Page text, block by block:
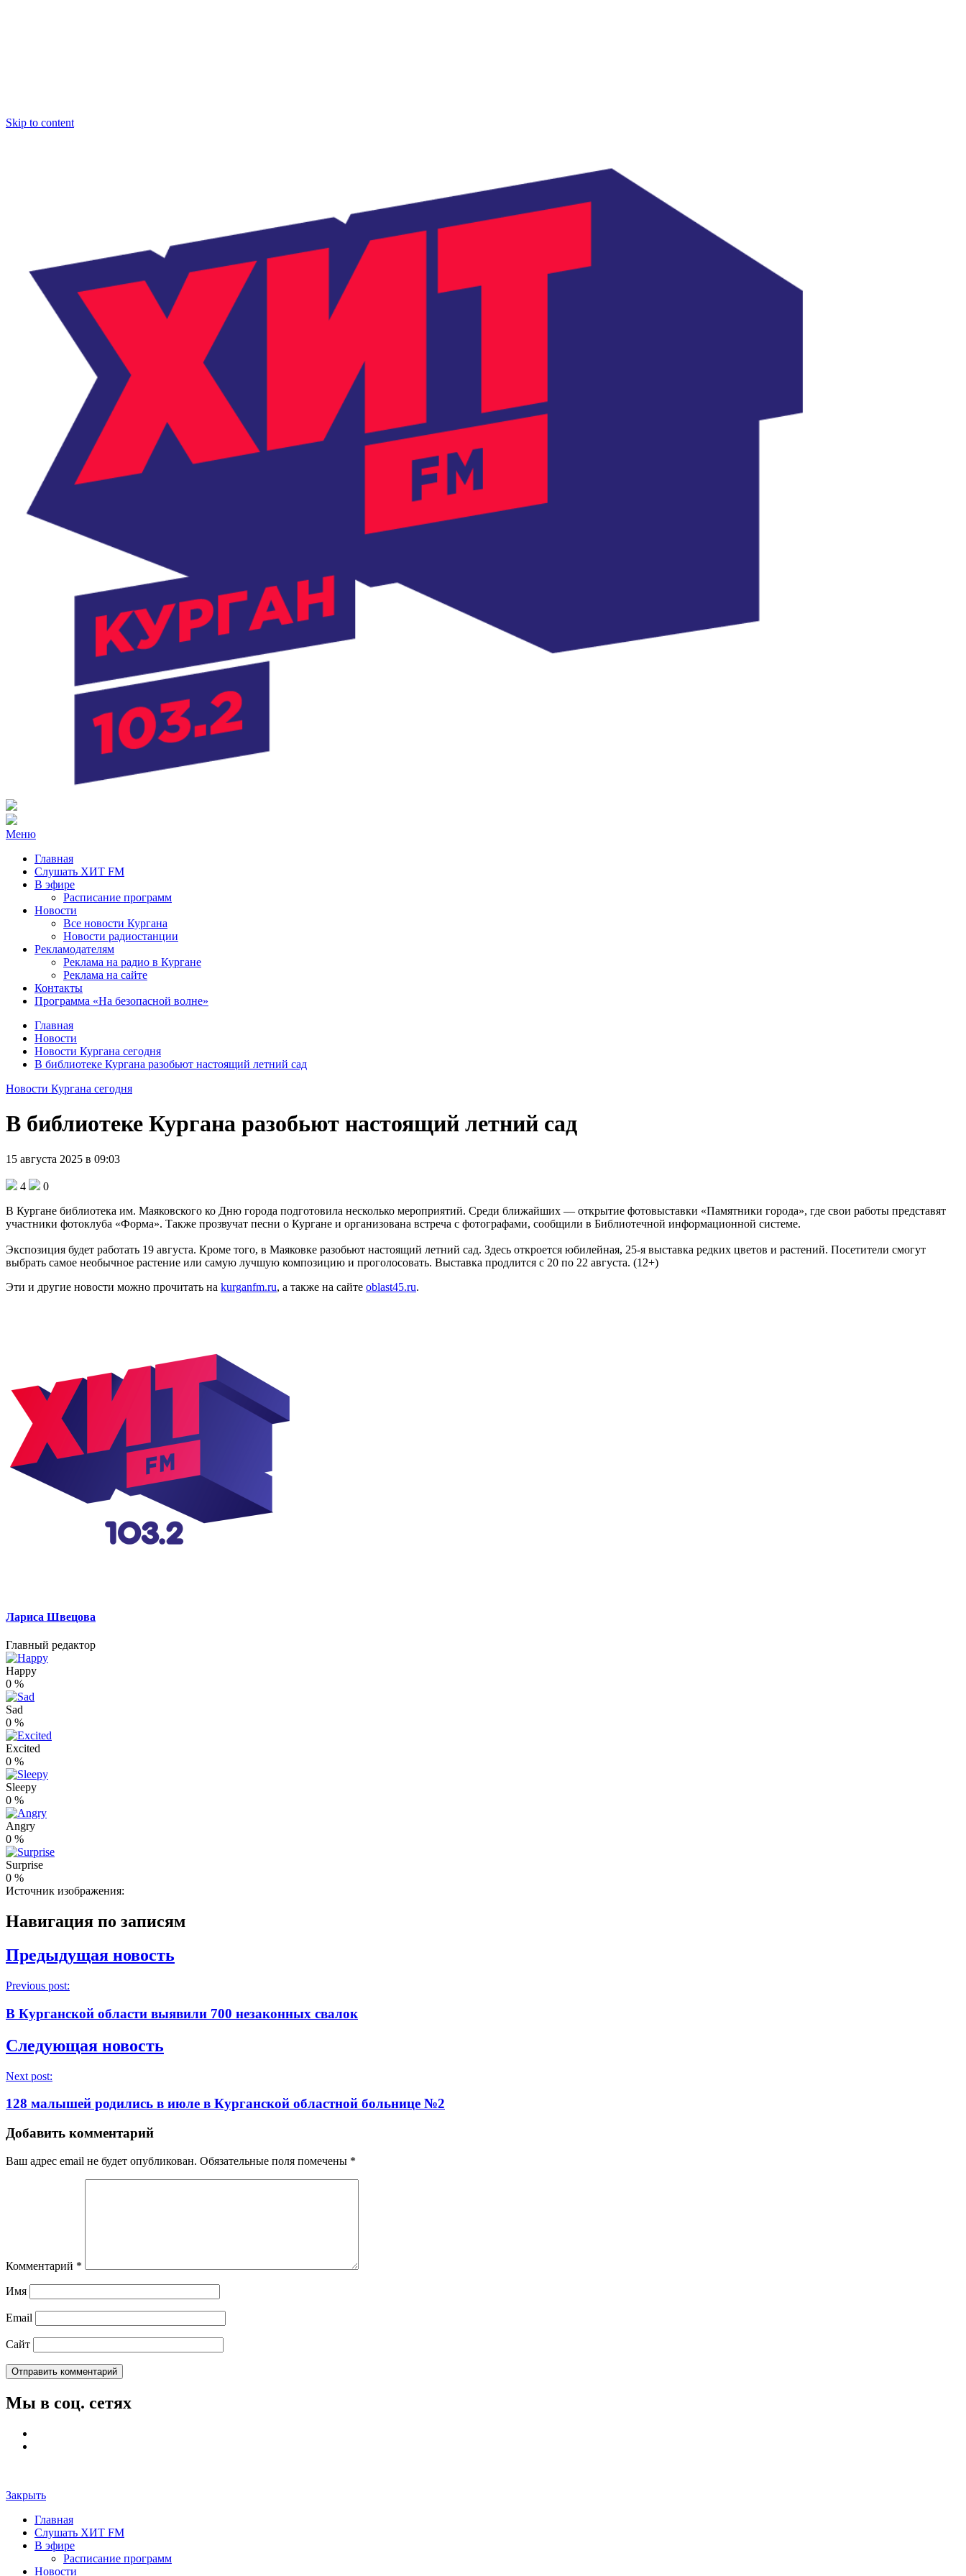
Skip to content
Радио ХИТ FM Курган
103.2 FM
Меню
Главная
Слушать ХИТ FM
В эфире
Расписание программ
Новости
Все новости Кургана
Новости радиостанции
Рекламодателям
Реклама на радио в Кургане
Реклама на сайте
Контакты
Программа «На безопасной волне»
Главная
Новости
Новости Кургана сегодня
В библиотеке Кургана разобьют настоящий летний сад
Новости Кургана сегодня
В библиотеке Кургана разобьют настоящий летний сад
15 августа 2025 в 09:03
4
0
В Кургане библиотека им. Маяковского ко Дню города подготовила несколько мероприятий. Среди ближайших — открытие фотовыставки «Памятники города», где свои работы представят
участники фотоклуба «Форма». Также прозвучат песни о Кургане и организована встреча с фотографами, сообщили в Библиотечной информационной системе.
Экспозиция будет работать 19 августа. Кроме того, в Маяковке разобьют настоящий летний сад. Здесь откроется юбилейная, 25-я выставка редких цветов и растений. Посетители смогут
выбрать самое необычное растение или самую лучшую композицию и проголосовать. Выставка продлится с 20 по 22 августа. (12+)
Эти и другие новости можно прочитать на kurganfm.ru, а также на сайте oblast45.ru.
Лариса Швецова
Главный редактор
Happy
0 %
Sad
0 %
Excited
0 %
Sleepy
0 %
Angry
0 %
Surprise
0 %
Источник изображения:
Навигация по записям
Предыдущая новость
Previous post:
В Курганской области выявили 700 незаконных свалок
Следующая новость
Next post:
128 малышей родились в июле в Курганской областной больнице №2
Добавить комментарий
Ваш адрес email не будет опубликован. Обязательные поля помечены *
Комментарий *
Имя
Email
Сайт
Мы в соц. сетях
Закрыть
Главная
Слушать ХИТ FM
В эфире
Расписание программ
Новости